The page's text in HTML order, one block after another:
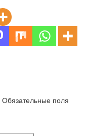
Обязательные поля